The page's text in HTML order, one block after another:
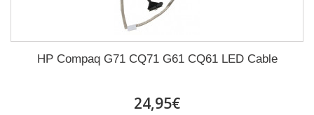
HP Compaq G71 CQ71 G61 CQ61 LED Cable
24,95€